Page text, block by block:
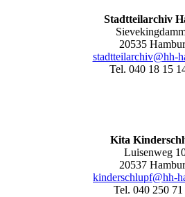
Stadtteilarchiv
20535
stadtteilarchiv@hh-
Tel. 040 18 15
Kita
Luisenweg
20537
kinderschlupf@hh-
Tel. 040 250 71